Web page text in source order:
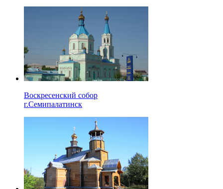
Воскресенский собор
г.Семипалатинск